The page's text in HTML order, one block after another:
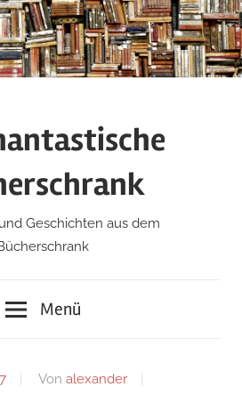
Geschichten aus dem
Menü
Von alexander